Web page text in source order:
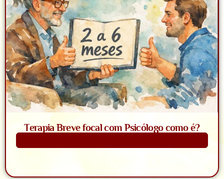
Terapia Breve focal com Psicólogo como é?